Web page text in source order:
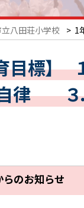
八田荘小学校 > 1
育目標
律 ３
のお知らせ